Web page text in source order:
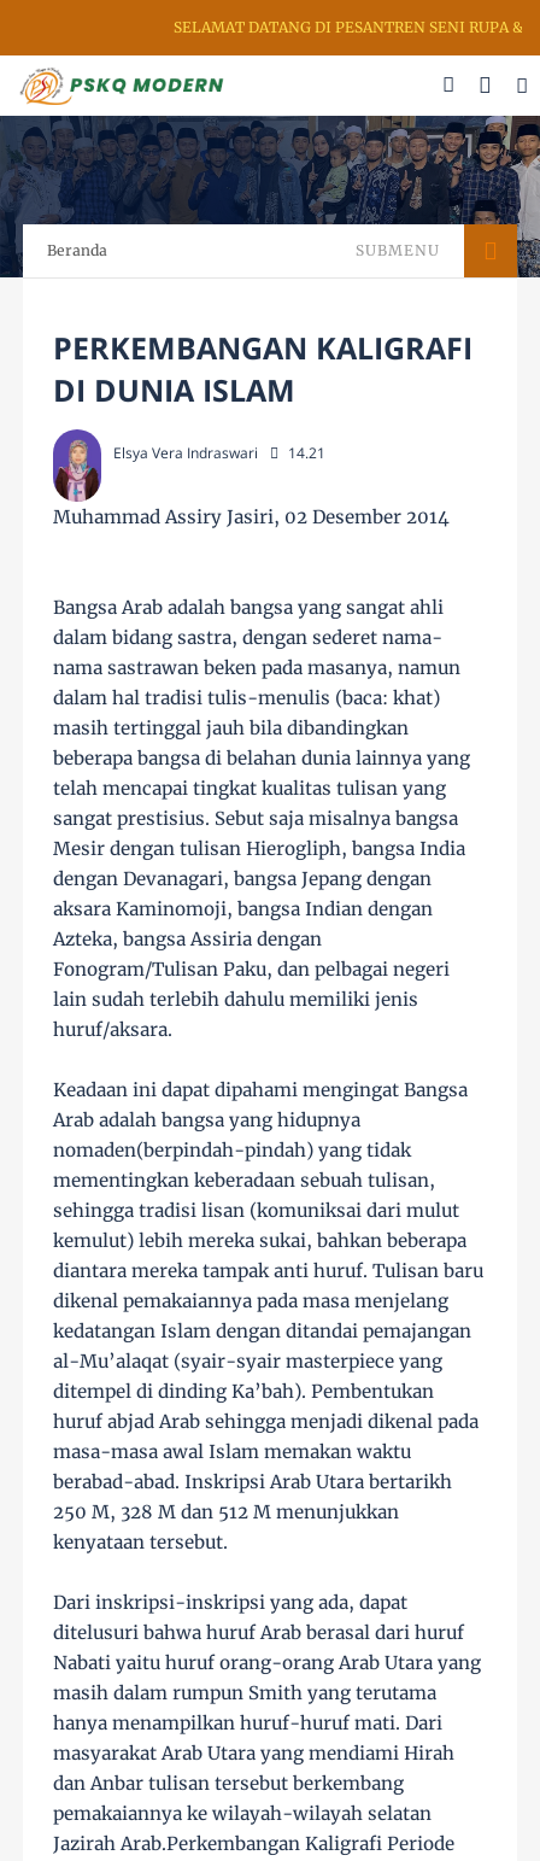
SELAMAT DATANG DI PESANTREN SENI RUPA &
Beranda SUBMENU
PERKEMBANGAN KALIGRAFI
DI DUNIA ISLAM
Elsya Vera Indraswari 14.21
Muhammad Assiry Jasiri, 02 Desember 2014
Bangsa Arab adalah bangsa yang sangat ahli
dalam bidang sastra, dengan sederet nama-
nama sastrawan beken pada masanya, namun
dalam hal tradisi tulis-menulis (baca: khat)
masih tertinggal jauh bila dibandingkan
beberapa bangsa di belahan dunia lainnya yang
telah mencapai tingkat kualitas tulisan yang
sangat prestisius. Sebut saja misalnya bangsa
Mesir dengan tulisan Hierogliph, bangsa India
dengan Devanagari, bangsa Jepang dengan
aksara Kaminomoji, bangsa Indian dengan
Azteka, bangsa Assiria dengan
Fonogram/Tulisan Paku, dan pelbagai negeri
lain sudah terlebih dahulu memiliki jenis
huruf/aksara.
Keadaan ini dapat dipahami mengingat Bangsa
Arab adalah bangsa yang hidupnya
nomaden(berpindah-pindah) yang tidak
mementingkan keberadaan sebuah tulisan,
sehingga tradisi lisan (komuniksai dari mulut
kemulut) lebih mereka sukai, bahkan beberapa
diantara mereka tampak anti huruf. Tulisan baru
dikenal pemakaiannya pada masa menjelang
kedatangan Islam dengan ditandai pemajangan
al-Mu’alaqat (syair-syair masterpiece yang
ditempel di dinding Ka’bah). Pembentukan
huruf abjad Arab sehingga menjadi dikenal pada
masa-masa awal Islam memakan waktu
berabad-abad. Inskripsi Arab Utara bertarikh
250 M, 328 M dan 512 M menunjukkan
kenyataan tersebut.
Dari inskripsi-inskripsi yang ada, dapat
ditelusuri bahwa huruf Arab berasal dari huruf
Nabati yaitu huruf orang-orang Arab Utara yang
masih dalam rumpun Smith yang terutama
hanya menampilkan huruf-huruf mati. Dari
masyarakat Arab Utara yang mendiami Hirah
dan Anbar tulisan tersebut berkembang
pemakaiannya ke wilayah-wilayah selatan
Jazirah Arab.Perkembangan Kaligrafi Periode